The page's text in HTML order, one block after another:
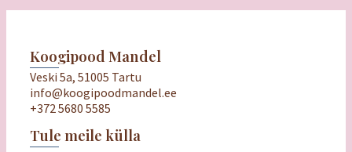
Koogipood Mandel
Veski 5a, 51005 Tartu
info@koogipoodmandel.ee
+372 5680 5585
Tule meile külla